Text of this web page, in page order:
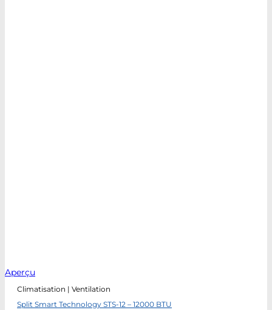
Aperçu
Climatisation | Ventilation
Split Smart Technology STS-12 – 12000 BTU